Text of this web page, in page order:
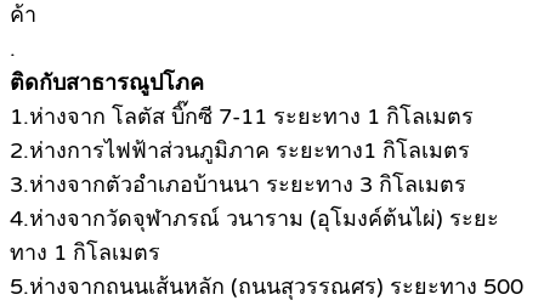
ค้า
.
ติดกับสาธารณูปโภค
1.ห่างจาก โลตัส บิ๊กซี 7-11 ระยะทาง 1 กิโลเมตร
2.ห่างการไฟฟ้าส่วนภูมิภาค ระยะทาง1 กิโลเมตร
3.ห่างจากตัวอำเภอบ้านนา ระยะทาง 3 กิโลเมตร
4.ห่างจากวัดจุฬาภรณ์ วนาราม (อุโมงค์ต้นไผ่) ระยะ
ทาง 1 กิโลเมตร
5.ห่างจากถนนเส้นหลัก (ถนนสุวรรณศร) ระยะทาง 500